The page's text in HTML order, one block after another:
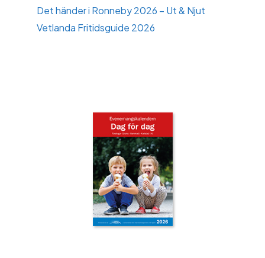
Det händer i Ronneby 2026 – Ut & Njut
Vetlanda Fritidsguide 2026